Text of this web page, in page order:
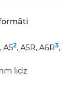
A52, A5R, A6R3,
līdz